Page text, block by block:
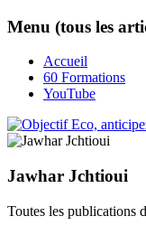
Menu (tous les
Accueil
60 Formations
YouTube
Jawhar Jchtioui
Toutes les publications